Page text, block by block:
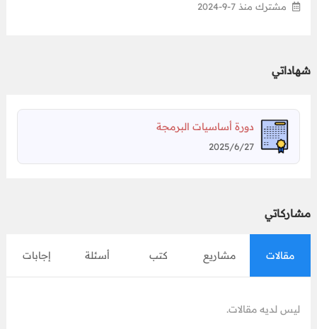
مشترك منذ 7-9-2024
شهاداتي
دورة أساسيات البرمجة
2025/6/27
مشاركاتي
مقالات مشاريع كتب أسئلة إجابات
ليس لديه مقالات.